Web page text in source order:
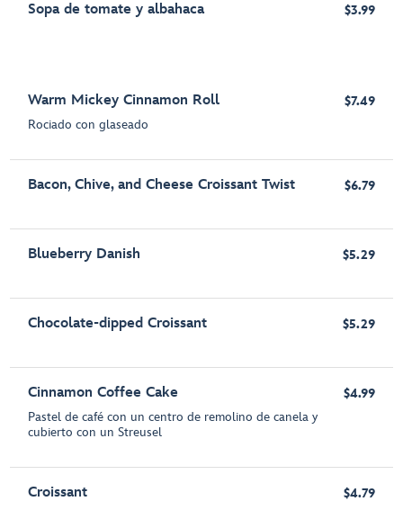
Sopa de tomate y albahaca $3.99
Warm Mickey Cinnamon Roll
Rociado con glaseado
$7.49
Bacon, Chive, and Cheese Croissant Twist $6.79
Blueberry Danish $5.29
Chocolate-dipped Croissant $5.29
Cinnamon Coffee Cake
Pastel de café con un centro de remolino de canela y
cubierto con un Streusel
$4.99
Croissant $4.79